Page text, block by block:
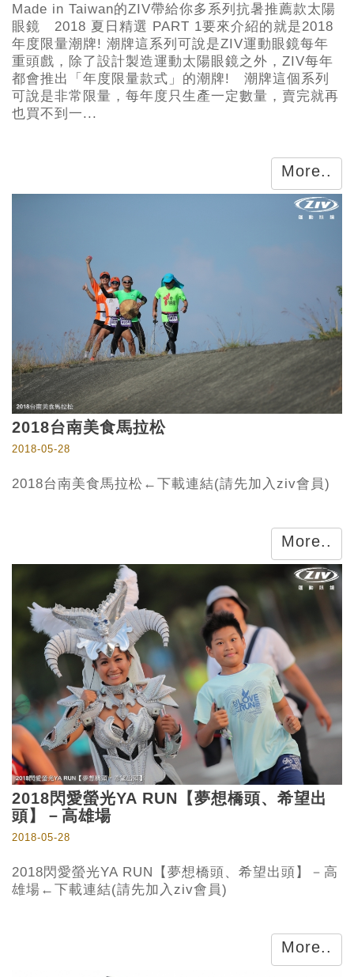
Made in Taiwan的ZIV帶給你多系列抗暑推薦款️太陽
眼鏡 2018 夏日精選 PART 1要來介紹的就是2018
年度限量潮牌! 潮牌這系列可說是ZIV運動眼鏡每年
重頭戲，除了設計製造運動太陽眼鏡之外，ZIV每年
都會推出「年度限量款式」的潮牌! 潮牌這個系列
可說是非常限量，每年度只生產一定數量，賣完就再
也買不到一...
More..
2018台南美食馬拉松
2018-05-28
2018台南美食馬拉松←下載連結(請先加入ziv會員)
More..
2018閃愛螢光YA RUN【夢想橋頭、希望出
頭】－高雄場
2018-05-28
2018閃愛螢光YA RUN【夢想橋頭、希望出頭】－高
雄場←下載連結(請先加入ziv會員)
More..